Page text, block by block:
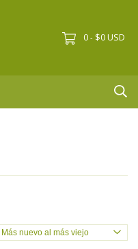
0 - $0 USD